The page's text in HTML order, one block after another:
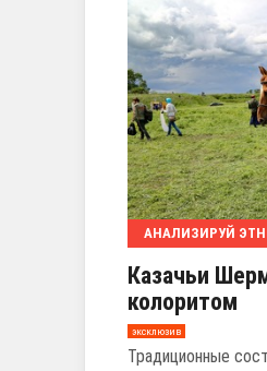
АНАЛИЗИРУЙ
Казачьи
колоритом
эксклюзив
Традиционные